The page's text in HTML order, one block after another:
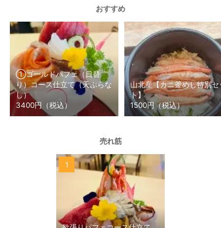
おすすめ
①ゴールドパフェ（日替
り）コース仕立て（天ぷらな
し）
3400円（税込）
山北産【カニ釜めし特別セ
ト】
1500円（税込）
売れ筋
1